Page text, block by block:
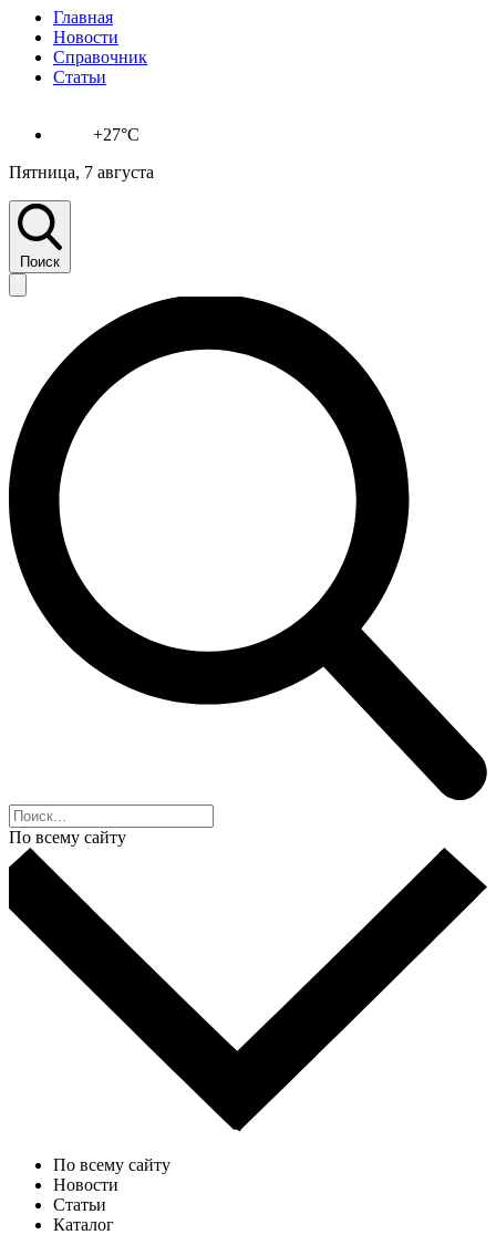
Главная
Новости
Справочник
Статьи
+27°C
Пятница, 7 августа
Поиск
По всему сайту
По всему сайту
Новости
Статьи
Каталог